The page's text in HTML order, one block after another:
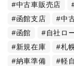
中古車販売店
函館支店
中
函館
自社ロ
新規在庫
札
納車準備
軽